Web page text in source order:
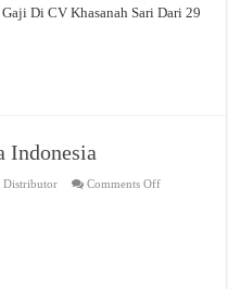
Di CV Khasanah Sari Dari 29
Indonesia
Distributor Comments Offon